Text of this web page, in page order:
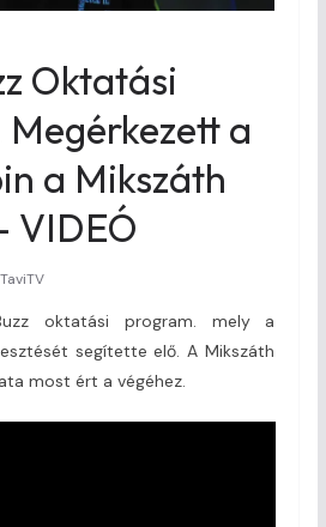
Oktatási
a
a Mikszáth
VIDEÓ
TaviTV
oktatási program. mely a
segítette elő. A Mikszáth
most ért a végéhez.